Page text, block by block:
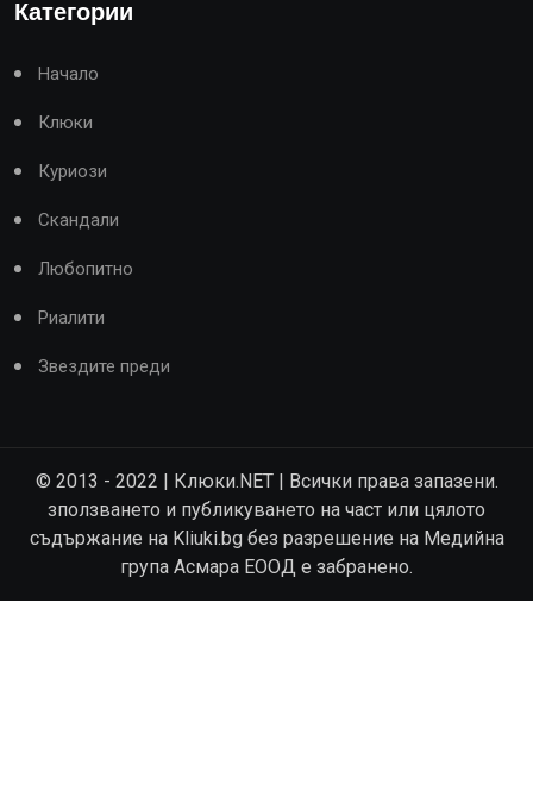
Категории
Начало
Клюки
Куриози
Скандали
Любопитно
Риалити
Звездите преди
© 2013 - 2022 | Клюки.NET | Всички права запазени.
зползването и публикуването на част или цялото
съдържание на Kliuki.bg без разрешение на Медийна
група Асмара ЕООД е забранено.